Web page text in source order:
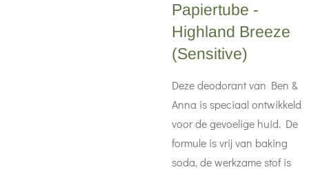
Papiertube -
Highland Breeze
(Sensitive)
Deze deodorant van Ben &
Anna is speciaal ontwikkeld
voor de gevoelige huid. De
formule is vrij van baking
soda, de werkzame stof is